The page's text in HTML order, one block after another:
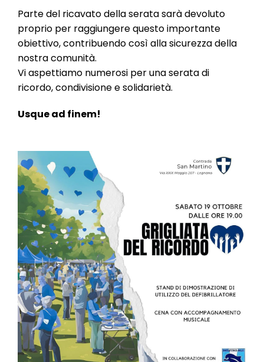
Parte del ricavato della serata sarà devoluto
proprio per raggiungere questo importante
obiettivo, contribuendo così alla sicurezza della
nostra comunità.
Vi aspettiamo numerosi per una serata di
ricordo, condivisione e solidarietà.
Usque ad finem!